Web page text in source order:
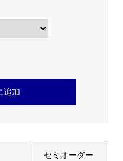
セミオーダー